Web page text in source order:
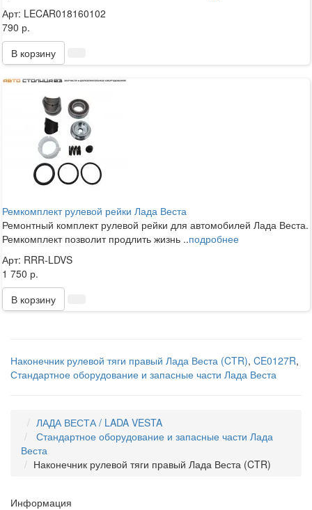
Арт: LECAR018160102
790 р.
В корзину
Ремкомплект рулевой рейки Лада Веста
Ремонтный комплект рулевой рейки для автомобилей Лада Веста.
Ремкомплект позволит продлить жизнь ..подробнее
Арт: RRR-LDVS
1 750 р.
В корзину
Наконечник рулевой тяги правый Лада Веста (CTR), CE0127R,
Стандартное оборудование и запасные части Лада Веста
ЛАДА ВЕСТА / LADA VESTA
Стандартное оборудование и запасные части Лада
Веста
Наконечник рулевой тяги правый Лада Веста (CTR)
Информация